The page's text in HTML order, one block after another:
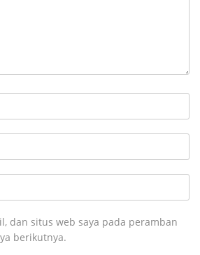
dan situs web saya pada peramban
berikutnya.